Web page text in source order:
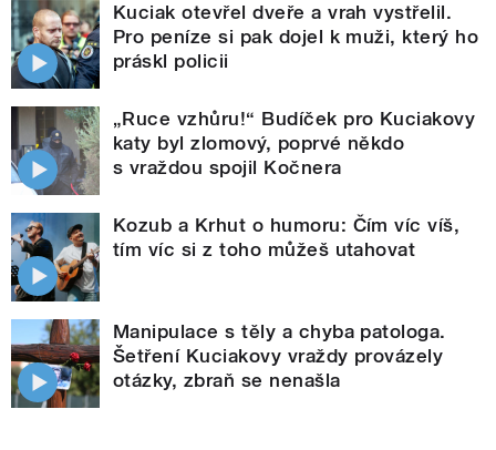
Kuciak otevřel dveře a vrah vystřelil.
Pro peníze si pak dojel k muži, který ho
práskl policii
„Ruce vzhůru!“ Budíček pro Kuciakovy
katy byl zlomový, poprvé někdo
s vraždou spojil Kočnera
Kozub a Krhut o humoru: Čím víc víš,
tím víc si z toho můžeš utahovat
Manipulace s těly a chyba patologa.
Šetření Kuciakovy vraždy provázely
otázky, zbraň se nenašla